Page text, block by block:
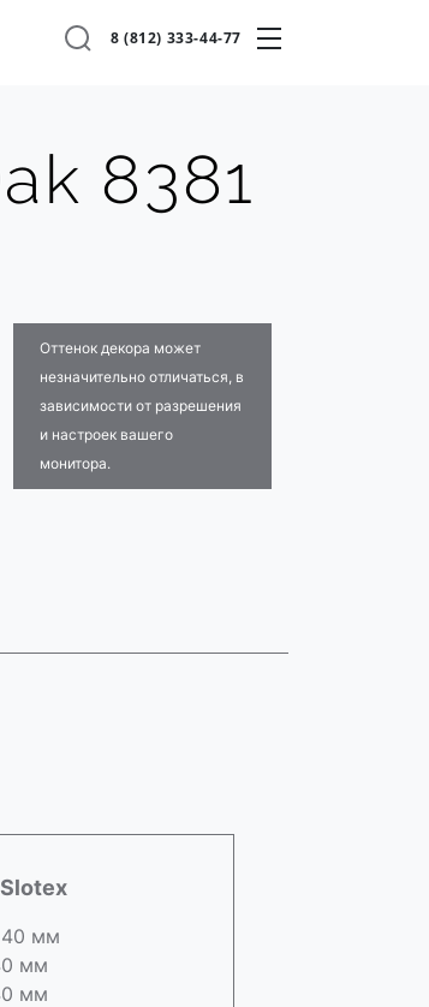
8 (812) 333-44-77
8381
Оттенок декора может
незначительно отличаться, в
зависимости от разрешения
и настроек вашего
монитора.
40 мм
мм
мм